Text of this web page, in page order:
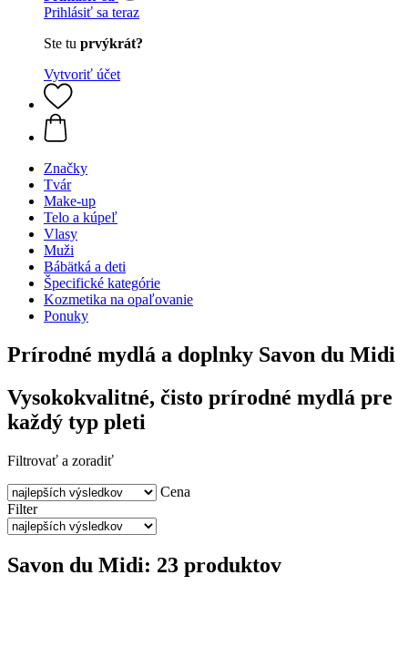
Prihlásiť sa teraz
Ste tu prvýkrát?
Vytvoriť účet
Značky
Tvár
Make-up
Telo a kúpeľ
Vlasy
Muži
Bábätká a deti
Špecifické kategórie
Kozmetika na opaľovanie
Ponuky
Prírodné mydlá a doplnky Savon du Midi
Vysokokvalitné, čisto prírodné mydlá pre
každý typ pleti
Filtrovať a zoradiť
Cena
Filter
Savon du Midi: 23 produktov